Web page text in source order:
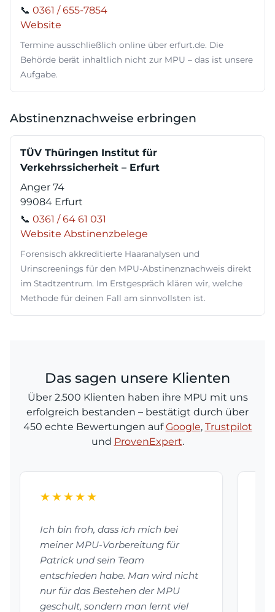
📞 0361 / 655-7854
Website
Termine ausschließlich online über erfurt.de. Die
Behörde berät inhaltlich nicht zur MPU – das ist unsere
Aufgabe.
Abstinenznachweise erbringen
TÜV Thüringen Institut für
Verkehrssicherheit – Erfurt
Anger 74
99084 Erfurt
📞 0361 / 64 61 031
Website Abstinenzbelege
Forensisch akkreditierte Haaranalysen und
Urinscreenings für den MPU-Abstinenznachweis direkt
im Stadtzentrum. Im Erstgespräch klären wir, welche
Methode für deinen Fall am sinnvollsten ist.
Das sagen unsere Klienten
Über 2.500 Klienten haben ihre MPU mit uns
erfolgreich bestanden – bestätigt durch über
450 echte Bewertungen aufGoogle, Trustpilot
und ProvenExpert.
★★★★★
Ich bin froh, dass ich mich bei
meiner MPU-Vorbereitung für
Patrick und sein Team
entschieden habe. Man wird nicht
nur für das Bestehen der MPU
geschult, sondern man lernt viel